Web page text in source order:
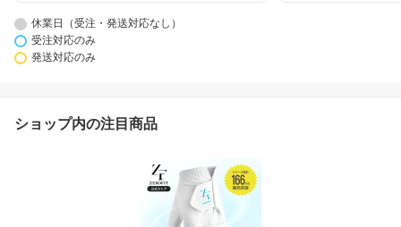
休業日（受注・発送対応なし）
受注対応のみ
発送対応のみ
ショップ内の注目商品